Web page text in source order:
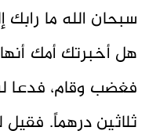
سبحان الله ما
هل أخبرتك أمك
فغضب وقام، فدعا
ثلاثين درهماً. فقيل